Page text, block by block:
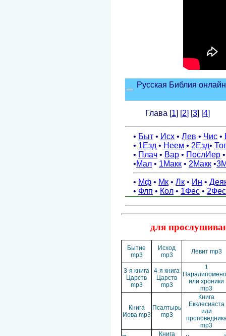
для
Бытие
mp3
Исход
mp3
Левит mp3
3-я книга
Царств
mp3
4-я книга
Царств
mp3
1
или хроники
mp3
Книга
Иова mp3
Псалтырь
mp3
Книга
Екклесиаста
или
mp3
Книга